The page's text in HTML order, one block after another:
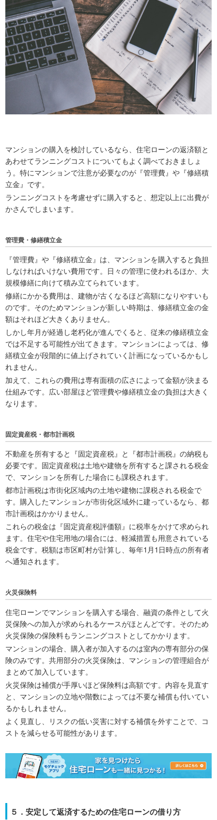
マンションの購入を検討しているなら、住宅ローンの返済額と
あわせてランニングコストについてもよく調べておきましょ
う。特にマンションで注意が必要なのが『管理費』や『修繕積
立金』です。
ランニングコストを考慮せずに購入すると、想定以上に出費が
かさんでしまいます。
管理費・修繕積立金
『管理費』や『修繕積立金』は、マンションを購入すると負担
しなければいけない費用です。日々の管理に使われるほか、大
規模修繕に向けて積み立てられています。
修繕にかかる費用は、建物が古くなるほど高額になりやすいも
のです。そのためマンションが新しい時期は、修繕積立金の金
額はそれほど大きくありません。
しかし年月が経過し老朽化が進んでくると、従来の修繕積立金
では不足する可能性が出てきます。マンションによっては、修
繕積立金が段階的に値上げされていく計画になっているかもし
れません。
加えて、これらの費用は専有面積の広さによって金額が決まる
仕組みです。広い部屋ほど管理費や修繕積立金の負担は大きく
なります。
固定資産税・都市計画税
不動産を所有すると『固定資産税』と『都市計画税』の納税も
必要です。固定資産税は土地や建物を所有すると課される税金
で、マンションを所有した場合にも課税されます。
都市計画税は市街化区域内の土地や建物に課税される税金で
す。購入したマンションが市街化区域外に建っているなら、都
市計画税はかかりません。
これらの税金は『固定資産税評価額』に税率をかけて求められ
ます。住宅や住宅用地の場合には、軽減措置も用意されている
税金です。税額は市区町村が計算し、毎年1月1日時点の所有者
へ通知されます。
火災保険料
住宅ローンでマンションを購入する場合、融資の条件として火
災保険への加入が求められるケースがほとんどです。そのため
火災保険の保険料もランニングコストとしてかかります。
マンションの場合、購入者が加入するのは室内の専有部分の保
険のみです。共用部分の火災保険は、マンションの管理組合が
まとめて加入しています。
火災保険は補償が手厚いほど保険料は高額です。内容を見直す
と、マンションの立地や階数によっては不要な補償も付いてい
るかもしれません。
よく見直し、リスクの低い災害に対する補償を外すことで、コ
ストを減らせる可能性があります。
５．安定して返済するための住宅ローンの借り方